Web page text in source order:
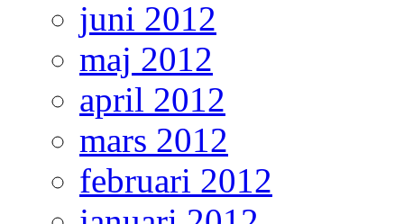
juni 2012
maj 2012
april 2012
mars 2012
februari 2012